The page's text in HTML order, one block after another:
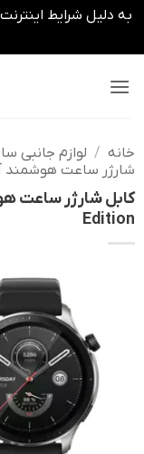
به دلیل شرایط
خانه / لوازم جانبی
شارژر ساعت هوشمند
Edition